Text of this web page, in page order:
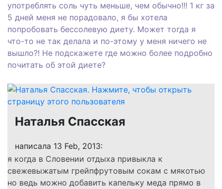
употреблять соль чуть меньше, чем обычно!!! 1 кг за
5 дней меня не порадовало, я бы хотела
попробовать бессолевую диету. Может тогда я
что-то не так делала и по-этому у меня ничего не
вышло?! Не подскажете где можно более подробно
почитать об этой диете?
Наталья Спасская
написала 13 Feb, 2013:
я когда в Словении отдыха привыкла к
свежевыжатым грейпфрутовым сокам с мякотью
но ведь можно добавить капельку меда прямо в